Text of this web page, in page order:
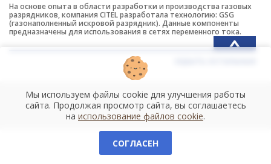
На основе опыта в области разработки и производства газовых
разрядников, компания CITEL разработала технологию: GSG
(газонаполненный искровой разрядник). Данные компоненты
предназначены для использования в сетях переменного тока.
Мы используем файлы cookie для улучшения работы
сайта. Продолжая просмотр сайта, вы соглашаетесь
на использование файлов cookie.
СОГЛАСЕН